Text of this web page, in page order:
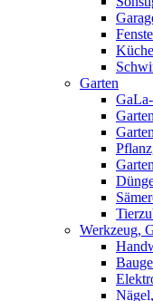
Küche
Garten
Werkzeug,